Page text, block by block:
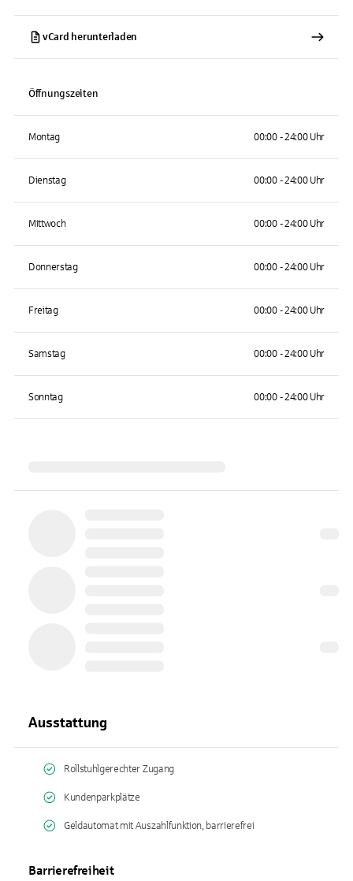
vCard herunterladen
Öffnungszeiten
Montag 00:00 - 24:00 Uhr
Dienstag 00:00 - 24:00 Uhr
Mittwoch 00:00 - 24:00 Uhr
Donnerstag 00:00 - 24:00 Uhr
Freitag 00:00 - 24:00 Uhr
Samstag 00:00 - 24:00 Uhr
Sonntag 00:00 - 24:00 Uhr
Ausstattung
Rollstuhlgerechter Zugang
Kundenparkplätze
Geldautomat mit Auszahlfunktion, barrierefrei
Barrierefreiheit